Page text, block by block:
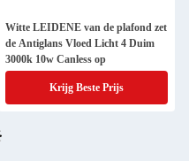
Witte LEIDENE van de plafond zet
de Antiglans Vloed Licht 4 Duim
3000k 10w Canless op
Krijg Beste Prijs